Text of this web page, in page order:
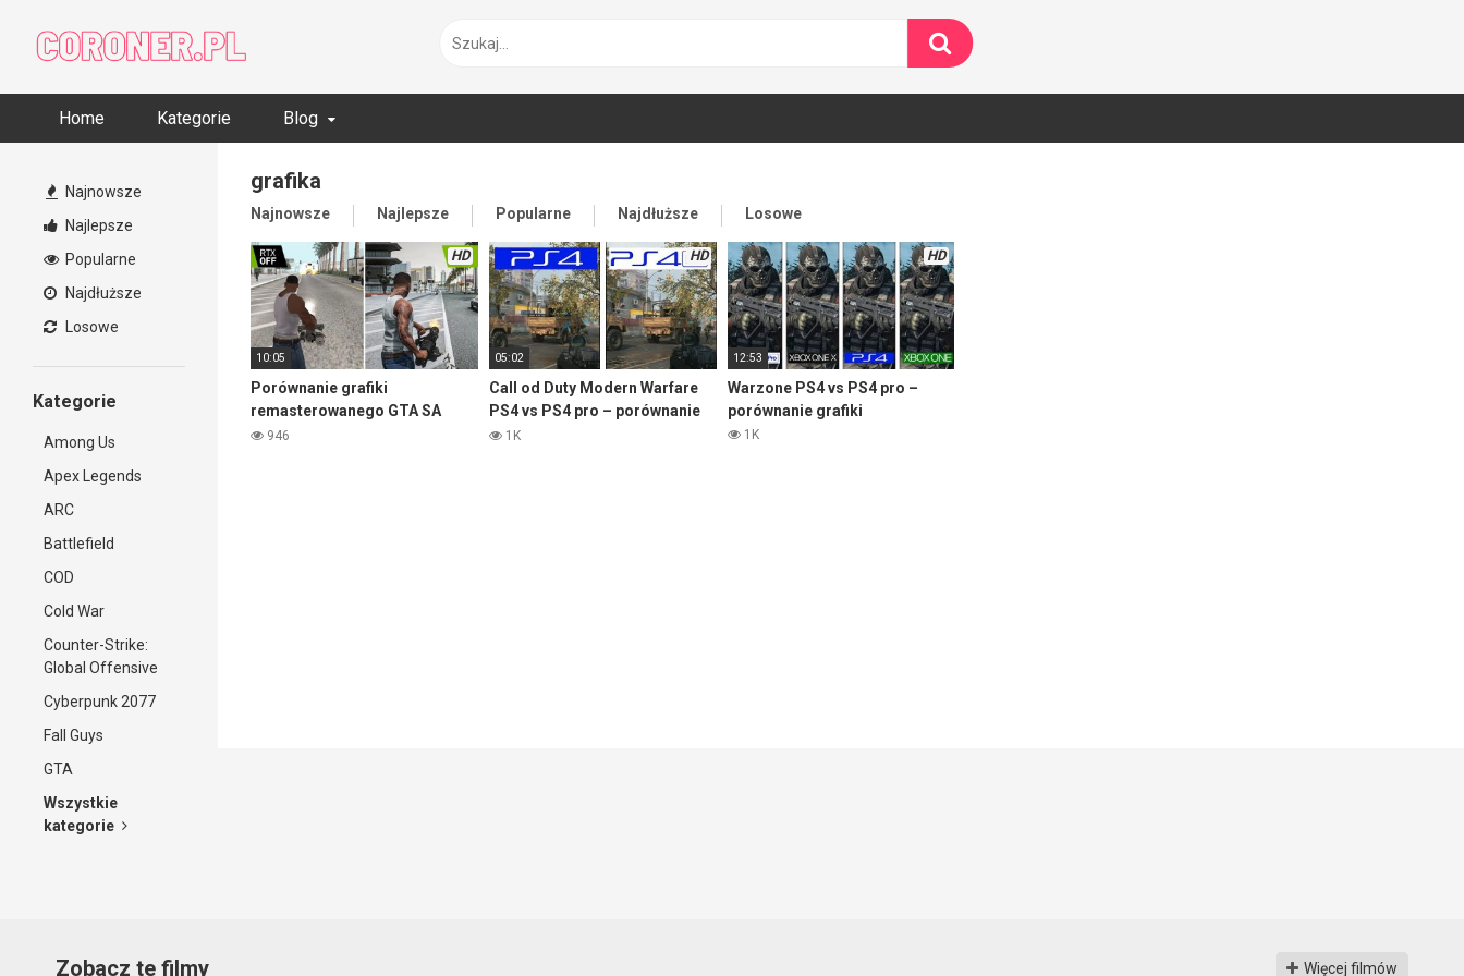
content
Home Kategorie Blog
Najnowsze
Najlepsze
Popularne
Najdłuższe
Losowe
Kategorie
Among Us
Apex Legends
ARC
Battlefield
COD
Cold War
Counter-Strike:
Global Offensive
Cyberpunk 2077
Fall Guys
GTA
Wszystkie
kategorie
grafika
Najnowsze Najlepsze Popularne Najdłuższe Losowe
HD
10:05
Porównanie grafiki
remasterowanego GTA SA
2004 kontra 2021
946
HD
05:02
Call od Duty Modern Warfare
PS4 vs PS4 pro – porównanie
grafiki
1K
HD
12:53
Warzone PS4 vs PS4 pro –
porównanie grafiki
1K
Zobacz te filmy Więcej filmów